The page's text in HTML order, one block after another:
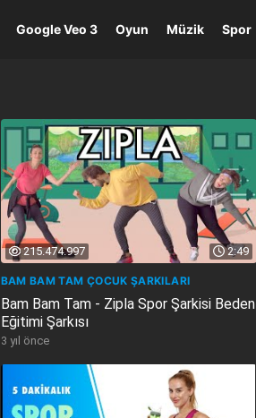
Google Veo 3 Oyun Müzik Spor
2:49
215.474.997
BAM BAM TAM ÇOCUK ŞARKILARI
Bam Bam Tam - Zipla Spor Şarkisi Beden
Eğitimi Şarkısı
3 yıl önce